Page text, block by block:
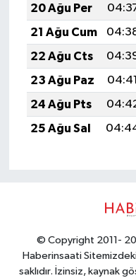
20 Ağu Per
21 Ağu Cum
22 Ağu Cts
23 Ağu Paz
04:41
24 Ağu Pts
25 Ağu Sal
© Copyright 2011-
Haberinsaati
saklıdır. İzinsiz, kaynak